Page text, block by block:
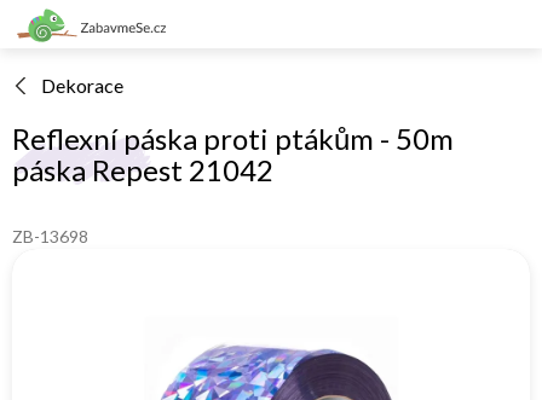
Přejít
na
Dekorace
Reflexní páska proti ptákům - 50m
páska Repest 21042
ZB-13698